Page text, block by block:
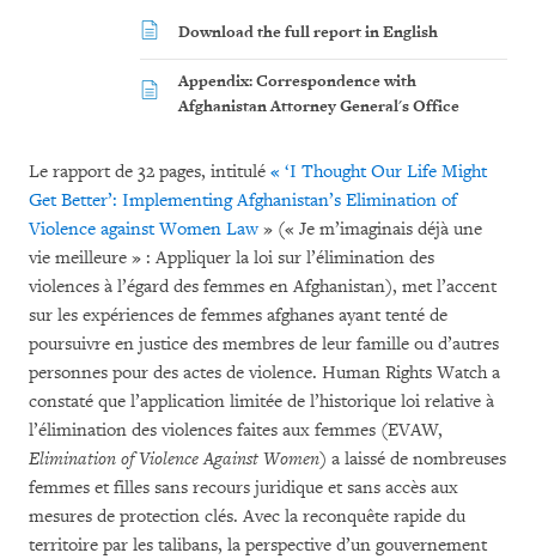
Download the full report in English
Appendix: Correspondence with
Afghanistan Attorney General's Office
Le rapport de 32 pages, intitulé « ‘I Thought Our Life Might
Get Better’: Implementing Afghanistan’s Elimination of
Violence against Women Law» (« Je m’imaginais déjà une
vie meilleure » : Appliquer la loi sur l’élimination des
violences à l’égard des femmes en Afghanistan), met l’accent
sur les expériences de femmes afghanes ayant tenté de
poursuivre en justice des membres de leur famille ou d’autres
personnes pour des actes de violence. Human Rights Watch a
constaté que l’application limitée de l’historique loi relative à
l’élimination des violences faites aux femmes (EVAW,
Elimination of Violence Against Women) a laissé de nombreuses
femmes et filles sans recours juridique et sans accès aux
mesures de protection clés. Avec la reconquête rapide du
territoire par les talibans, la perspective d’un gouvernement